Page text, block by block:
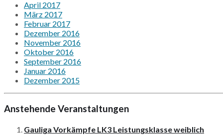
April 2017
März 2017
Februar 2017
Dezember 2016
November 2016
Oktober 2016
September 2016
Januar 2016
Dezember 2015
Anstehende Veranstaltungen
Gauliga Vorkämpfe LK3 Leistungsklasse weiblich